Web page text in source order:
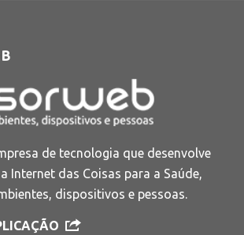
de tecnologia que desenvolve
Internet das Coisas para a Saúde,
dispositivos e pessoas.